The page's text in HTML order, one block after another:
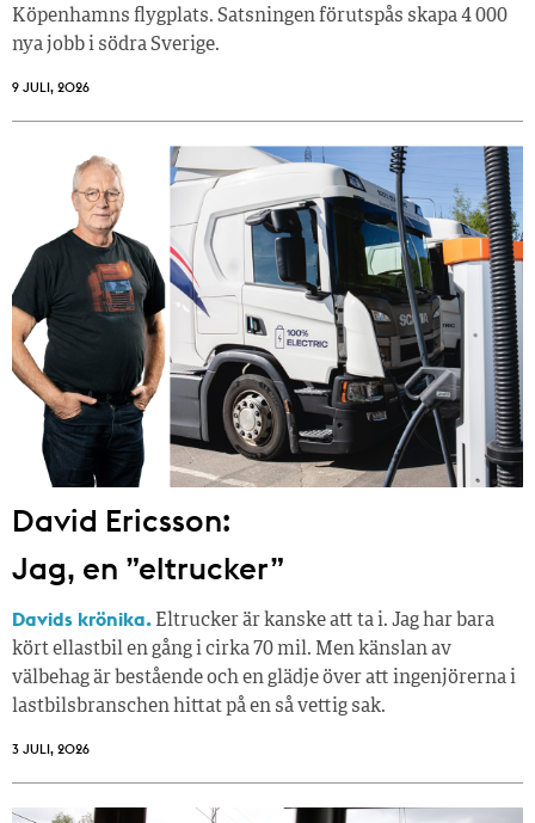
Köpenhamns flygplats. Satsningen förutspås skapa 4 000
nya jobb i södra Sverige.
9 JULI, 2026
David Ericsson:
Jag, en ”eltrucker”
Davids krönika. Eltrucker är kanske att ta i. Jag har bara
kört ellastbil en gång i cirka 70 mil. Men känslan av
välbehag är bestående och en glädje över att ingenjörerna i
lastbilsbranschen hittat på en så vettig sak.
3 JULI, 2026